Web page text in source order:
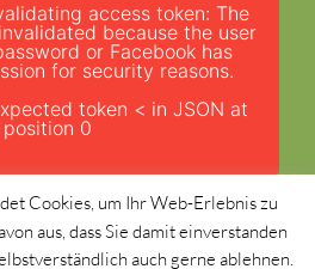
access token: The
because the user
or Facebook has
for security reasons.
token < in JSON at
position 0
Cookies, um Ihr Web-Erlebnis zu
aus, dass Sie damit einverstanden
auch gerne ablehnen.